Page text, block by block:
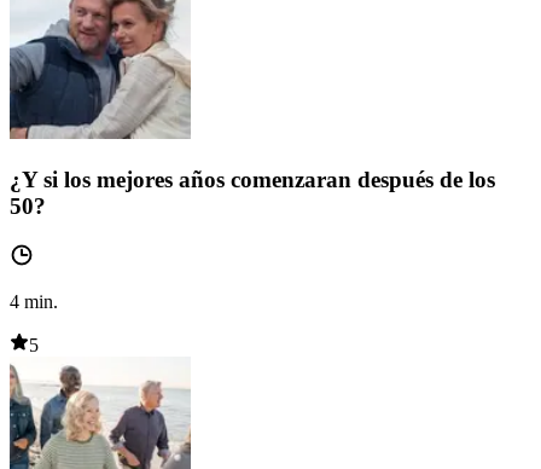
¿Y si los mejores años comenzaran después de los
50?
4 min.
5